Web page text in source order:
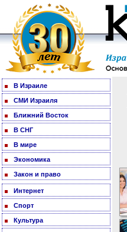
В Израиле
СМИ Израиля
Ближний Восток
В СНГ
В мире
Экономика
Закон и право
Интернет
Спорт
Культура